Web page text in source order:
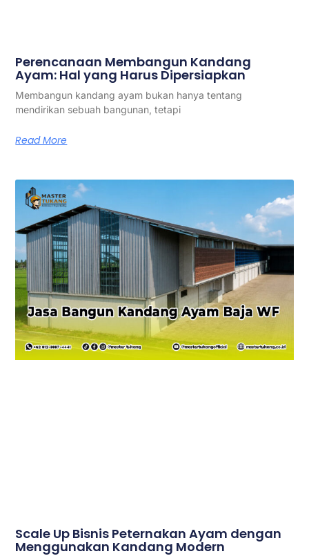
Perencanaan Membangun Kandang
Ayam: Hal yang Harus Dipersiapkan
Membangun kandang ayam bukan hanya tentang
mendirikan sebuah bangunan, tetapi
Read More
Scale Up Bisnis Peternakan Ayam dengan
Menggunakan Kandang Modern